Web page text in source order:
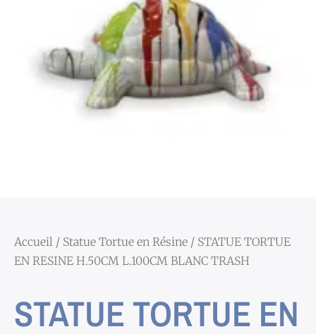
Accueil / Statue Tortue en Résine / STATUE TORTUE
EN RESINE H.50CM L.100CM BLANC TRASH
STATUE TORTUE EN